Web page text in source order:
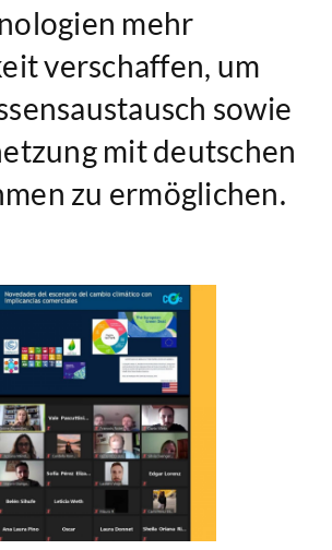
mehr
verschaffen, um
sowie
mit deutschen
zu ermöglichen.